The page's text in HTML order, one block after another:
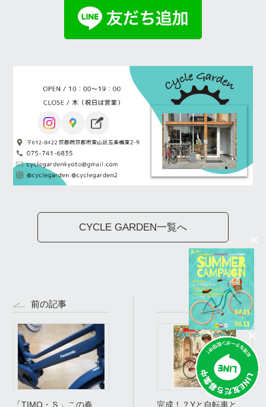
CYCLE GARDEN一覧へ
前の記事
「TIMO・Ｓ」この春、
次の記事
完成！？Yと自転車と大